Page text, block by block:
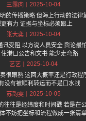
三露肉
2025-10-04
的传播策略 但海上行动的法律
有力 证据与坐标必须跟上
张大奕
2025-10-04
讯受阻 以方说人员安全 舆论最
港口公告和文书 能少走弯路
艺艺
2025-10-04
很眼熟 这回大概率还是行政程
没有被顺利转运而不是口水战
苏韵雯
2025-10-05
往往是经纬度和时间戳 若是在
不妨把坐标和流程做成一张清